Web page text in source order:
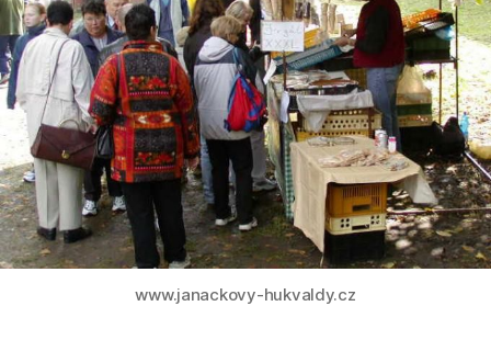
MC
Motýlek
www.janackovy-hukvaldy.cz